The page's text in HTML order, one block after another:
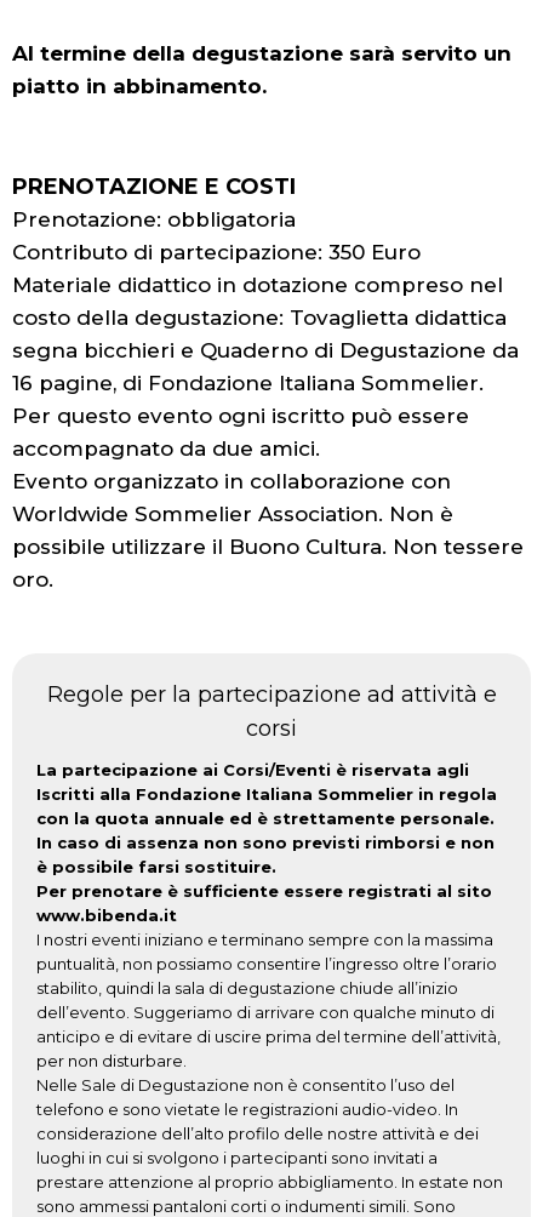
Al termine della degustazione sarà servito un
piatto in abbinamento.
PRENOTAZIONE E COSTI
Prenotazione: obbligatoria
Contributo di partecipazione: 350 Euro
Materiale didattico in dotazione compreso nel
costo della degustazione: Tovaglietta didattica
segna bicchieri e Quaderno di Degustazione da
16 pagine, di Fondazione Italiana Sommelier.
Per questo evento ogni iscritto può essere
accompagnato da due amici.
Evento organizzato in collaborazione con
Worldwide Sommelier Association. Non è
possibile utilizzare il Buono Cultura. Non tessere
oro.
Regole per la partecipazione ad attività e
corsi
La partecipazione ai Corsi/Eventi è riservata agli
Iscritti alla Fondazione Italiana Sommelier in regola
con la quota annuale ed è strettamente personale.
In caso di assenza non sono previsti rimborsi e non
è possibile farsi sostituire.
Per prenotare è sufficiente essere registrati al sito
www.bibenda.it
I nostri eventi iniziano e terminano sempre con la massima
puntualità, non possiamo consentire l’ingresso oltre l’orario
stabilito, quindi la sala di degustazione chiude all’inizio
dell’evento. Suggeriamo di arrivare con qualche minuto di
anticipo e di evitare di uscire prima del termine dell’attività,
per non disturbare.
Nelle Sale di Degustazione non è consentito l’uso del
telefono e sono vietate le registrazioni audio-video. In
considerazione dell’alto profilo delle nostre attività e dei
luoghi in cui si svolgono i partecipanti sono invitati a
prestare attenzione al proprio abbigliamento. In estate non
sono ammessi pantaloni corti o indumenti simili. Sono